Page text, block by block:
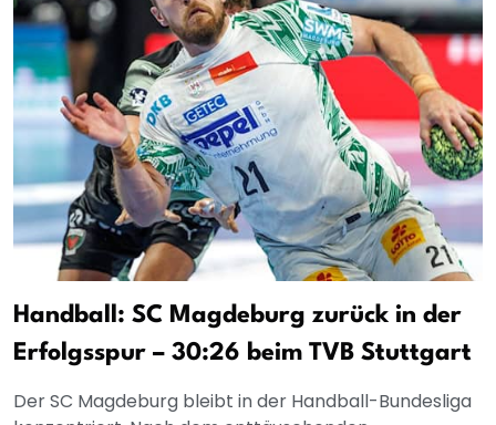
Handball: SC Magdeburg zurück in der
Erfolgsspur – 30:26 beim TVB Stuttgart
Der SC Magdeburg bleibt in der Handball-Bundesliga